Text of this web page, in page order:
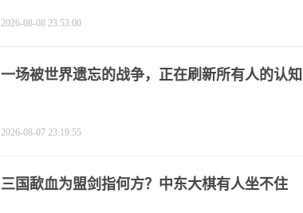
2026-08-08 23:53:00
一场被世界遗忘的战争，正在刷新所有人的认知
2026-08-07 23:19:55
三国歃血为盟剑指何方？中东大棋有人坐不住